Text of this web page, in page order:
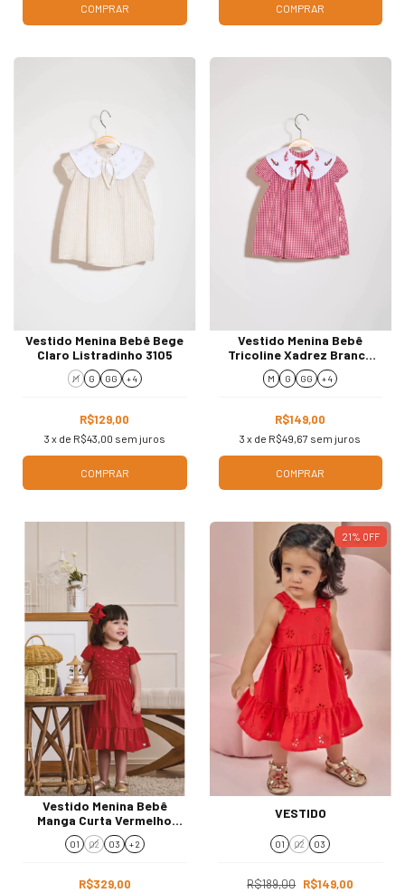
COMPRAR COMPRAR
Vestido Menina Bebê Bege
Claro Listradinho 3105
M G GG + 4
R$129,00
3 x de R$43,00 sem juros
COMPRAR
Vestido Menina Bebê
Tricoline Xadrez Branco
Vermelho 3100
M G GG + 4
R$149,00
3 x de R$49,67 sem juros
COMPRAR
Vestido Menina Bebê
Manga Curta Vermelho
254222
01 02 03 + 2
R$329,00
21% OFF
VESTIDO
01 02 03
R$189,00 R$149,00